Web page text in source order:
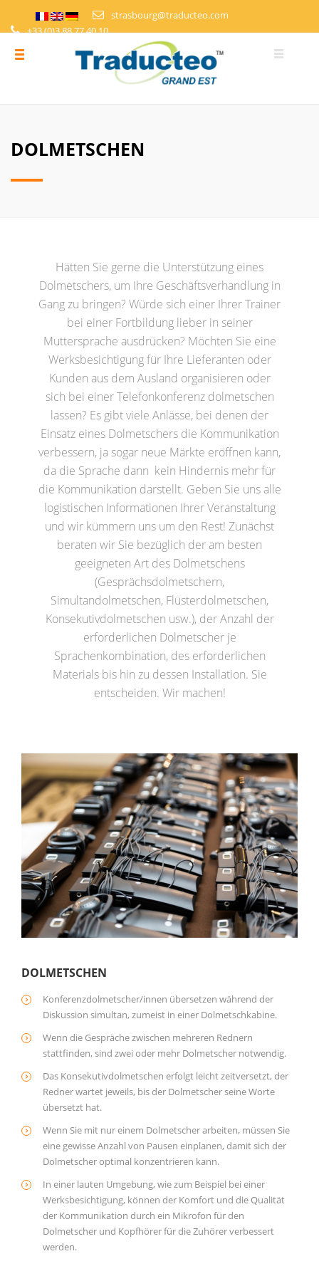
strasbourg@traducteo.com
+33 (0)3 88 77 40 10
DEMANDE DE DEVIS
ESPACE PERSONNEL
DOLMETSCHEN
Hätten Sie gerne die Unterstützung eines
Dolmetschers, um Ihre Geschäftsverhandlung in
Gang zu bringen? Würde sich einer Ihrer Trainer
bei einer Fortbildung lieber in seiner
Muttersprache ausdrücken? Möchten Sie eine
Werksbesichtigung für Ihre Lieferanten oder
Kunden aus dem Ausland organisieren oder
sich bei einer Telefonkonferenz dolmetschen
lassen? Es gibt viele Anlässe, bei denen der
Einsatz eines Dolmetschers die Kommunikation
verbessern, ja sogar neue Märkte eröffnen kann,
da die Sprache dann kein Hindernis mehr für
die Kommunikation darstellt. Geben Sie uns alle
logistischen Informationen Ihrer Veranstaltung
und wir kümmern uns um den Rest! Zunächst
beraten wir Sie bezüglich der am besten
geeigneten Art des Dolmetschens
(Gesprächsdolmetschern,
Simultandolmetschen, Flüsterdolmetschen,
Konsekutivdolmetschen usw.), der Anzahl der
erforderlichen Dolmetscher je
Sprachenkombination, des erforderlichen
Materials bis hin zu dessen Installation. Sie
entscheiden. Wir machen!
DOLMETSCHEN
Konferenzdolmetscher/innen übersetzen während der
Diskussion simultan, zumeist in einer Dolmetschkabine.
Wenn die Gespräche zwischen mehreren Rednern
stattfinden, sind zwei oder mehr Dolmetscher notwendig.
Das Konsekutivdolmetschen erfolgt leicht zeitversetzt, der
Redner wartet jeweils, bis der Dolmetscher seine Worte
übersetzt hat.
Wenn Sie mit nur einem Dolmetscher arbeiten, müssen Sie
eine gewisse Anzahl von Pausen einplanen, damit sich der
Dolmetscher optimal konzentrieren kann.
In einer lauten Umgebung, wie zum Beispiel bei einer
Werksbesichtigung, können der Komfort und die Qualität
der Kommunikation durch ein Mikrofon für den
Dolmetscher und Kopfhörer für die Zuhörer verbessert
werden.